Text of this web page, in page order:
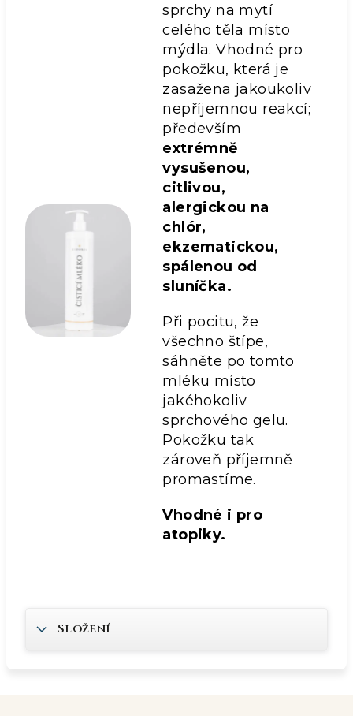
sprchy na mytí
celého těla místo
mýdla. Vhodné pro
pokožku, která je
zasažena jakoukoliv
nepříjemnou reakcí;
především
extrémně
vysušenou,
citlivou,
alergickou na
chlór,
ekzematickou,
spálenou od
sluníčka.
Při pocitu, že
všechno štípe,
sáhněte po tomto
mléku místo
jakéhokoliv
sprchového gelu.
Pokožku tak
zároveň příjemně
promastíme.
Vhodné i pro
atopiky.
Složení